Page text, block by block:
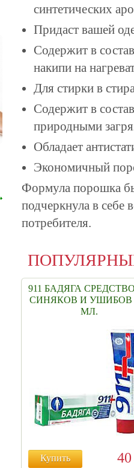
синтетических
Придаст вашей
Содержит в
накипи на
Для стирки в
Содержит в
природными
Обладает
Экономичный
Формула порошка
подчеркнула в себе
потребителя.
911 БАДЯГА
СИНЯКОВ И УШИБОВ
МЛ.
Купить